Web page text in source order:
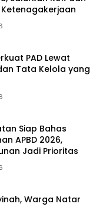
Ketenagakerjaan
PAD Lewat
Tata Kelola yang
Siap Bahas
APBD 2026,
Jadi Prioritas
Warga Natar